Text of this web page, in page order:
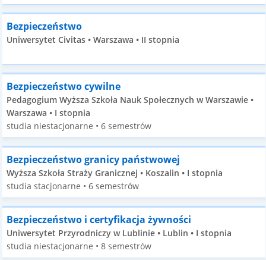
Bezpieczeństwo
Uniwersytet Civitas • Warszawa • II stopnia
Bezpieczeństwo cywilne
Pedagogium Wyższa Szkoła Nauk Społecznych w Warszawie •
Warszawa • I stopnia
studia niestacjonarne • 6 semestrów
Bezpieczeństwo granicy państwowej
Wyższa Szkoła Straży Granicznej • Koszalin • I stopnia
studia stacjonarne • 6 semestrów
Bezpieczeństwo i certyfikacja żywności
Uniwersytet Przyrodniczy w Lublinie • Lublin • I stopnia
studia niestacjonarne • 8 semestrów